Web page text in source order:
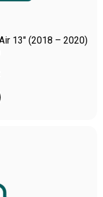
13″ (2018 – 2020)